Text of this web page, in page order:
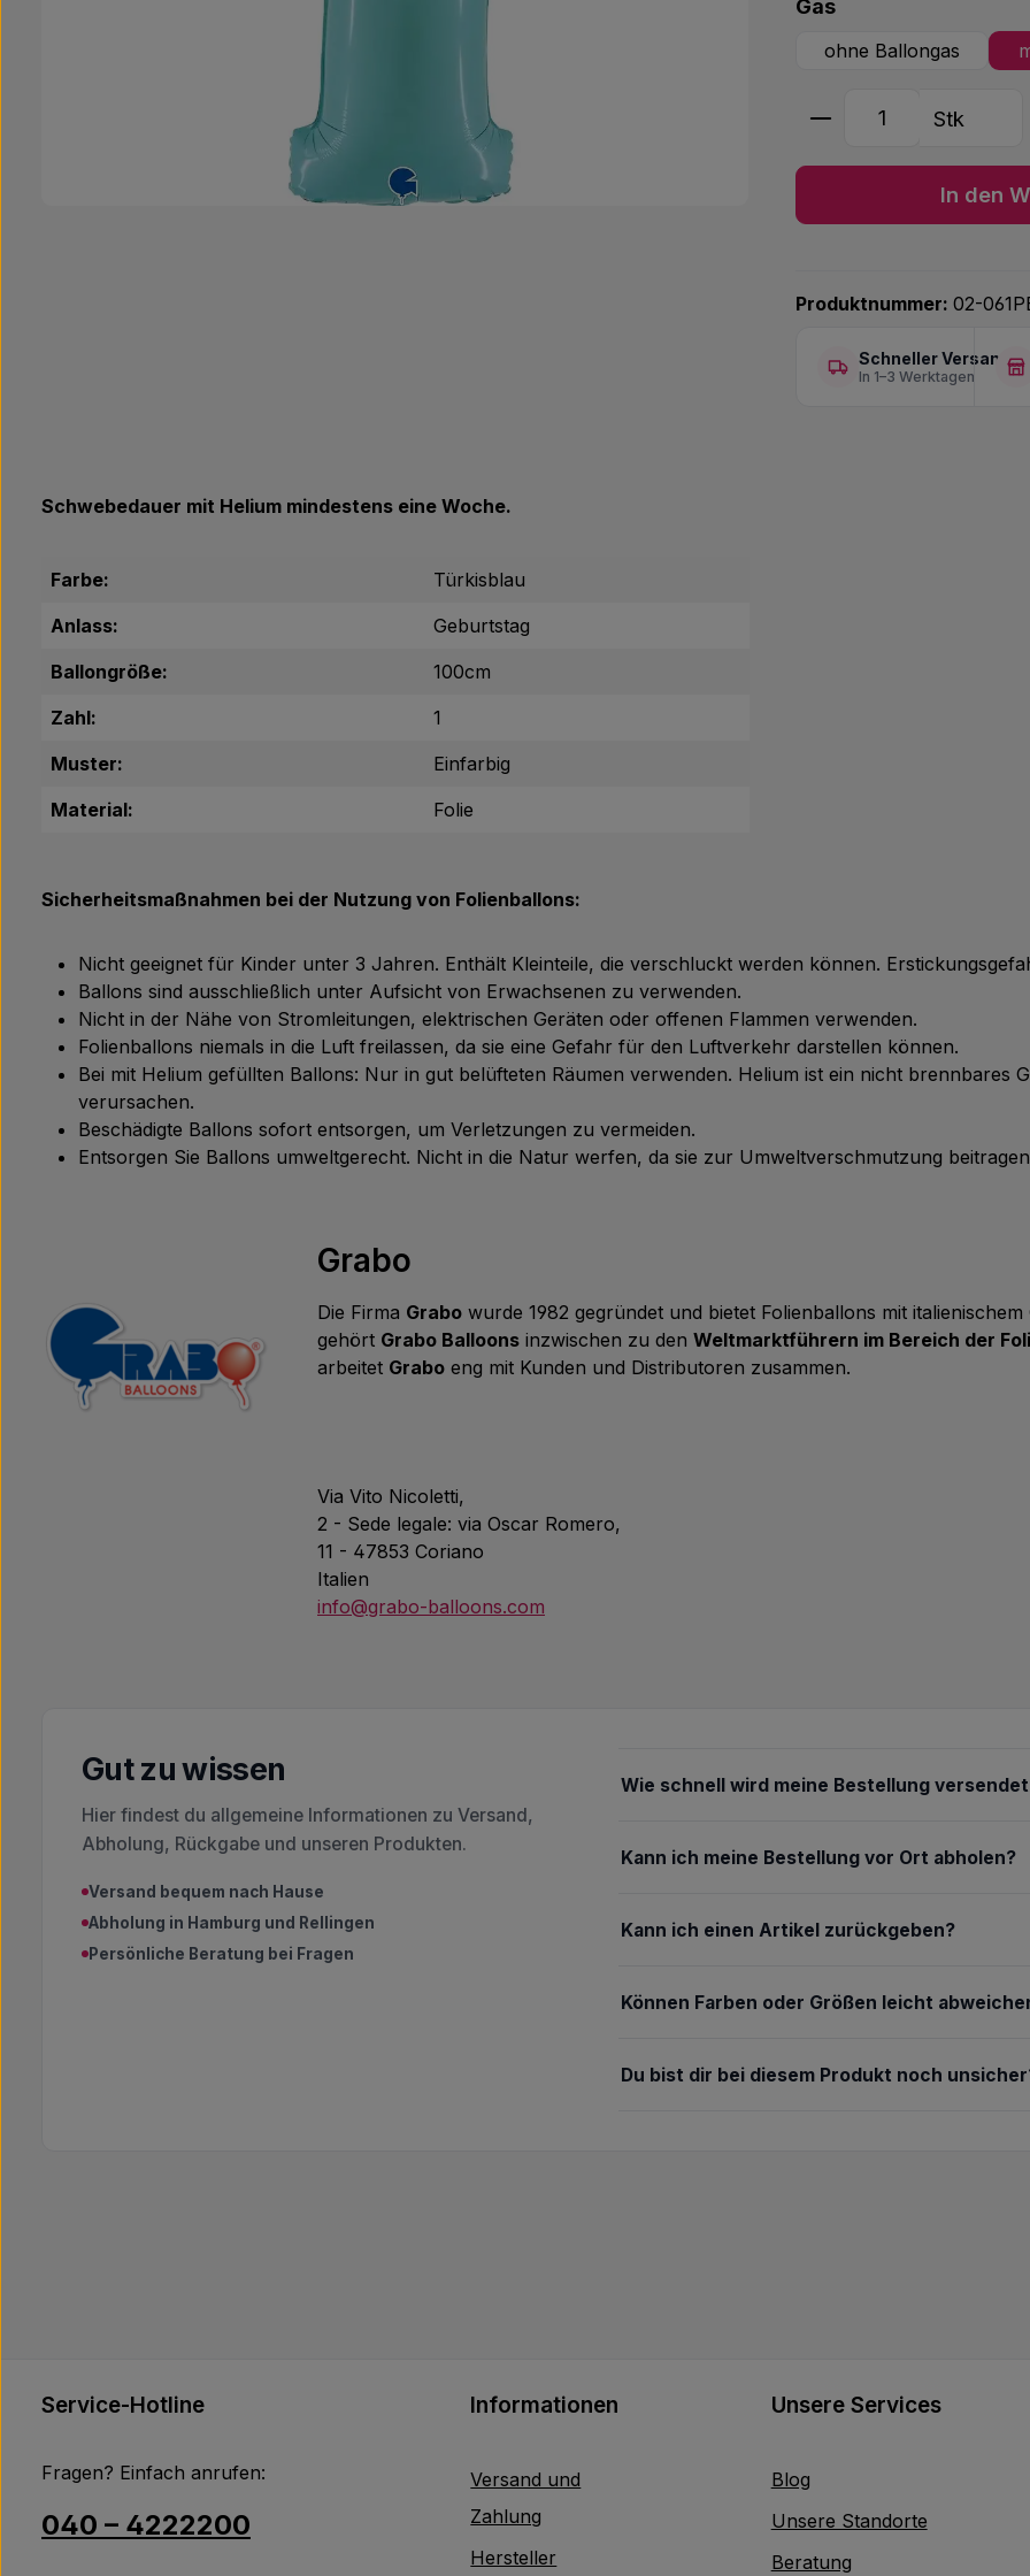
Gasauswählen
ohne Ballongas
Produkt Anzahl:
Stk
In den
Produktnummer: 02-
Schneller Versand
In 1–3 Werktagen
Schwebedauer mit Helium mindestens eine Woche.
Farbe:
Türkisblau
Anlass:
Geburtstag
Ballongröße:
100cm
Zahl:
1
Muster:
Einfarbig
Material:
Folie
Sicherheitsmaßnahmen bei der Nutzung von Folienballons:
Nicht geeignet für Kinder unter 3 Jahren. Enthält Kleinteile, die verschluckt werden können.
Ballons sind ausschließlich unter Aufsicht von Erwachsenen zu verwenden.
Nicht in der Nähe von Stromleitungen, elektrischen Geräten oder offenen Flammen verwenden.
Folienballons niemals in die Luft freilassen, da sie eine Gefahr für den Luftverkehr darstellen können.
Bei mit Helium gefüllten Ballons: Nur in gut belüfteten Räumen verwenden. Helium ist ein nicht brennbares
verursachen.
Beschädigte Ballons sofort entsorgen, um Verletzungen zu vermeiden.
Entsorgen Sie Ballons umweltgerecht. Nicht in die Natur werfen, da sie zur Umweltverschmutzung
Grabo
Die Firma Grabo wurde 1982 gegründet und bietet Folienballons mit
gehört Grabo Balloons inzwischen zu den Weltmarktführern im Bereich der
arbeitet Grabo eng mit Kunden und Distributoren zusammen.
Via Vito Nicoletti,
2 - Sede legale: via Oscar Romero,
11 - 47853 Coriano
Italien
info@grabo-balloons.com
Gut zu wissen
Hier findest du allgemeine Informationen zu Versand,
Abholung, Rückgabe und unseren Produkten.
Versand bequem nach Hause
Abholung in Hamburg und Rellingen
Persönliche Beratung bei Fragen
Wie schnell wird meine Bestellung
Kann ich meine Bestellung vor Ort abholen?
Kann ich einen Artikel zurückgeben?
Können Farben oder Größen leicht
Du bist dir bei diesem Produkt noch
Service-Hotline
Fragen? Einfach anrufen:
040 – 4222200
Informationen
Versand und
Zahlung
Hersteller
Unsere Services
Blog
Unsere Standorte
Beratung